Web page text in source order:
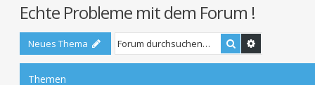
Echte Probleme mit dem Forum !
Neues Thema Suche
Themen